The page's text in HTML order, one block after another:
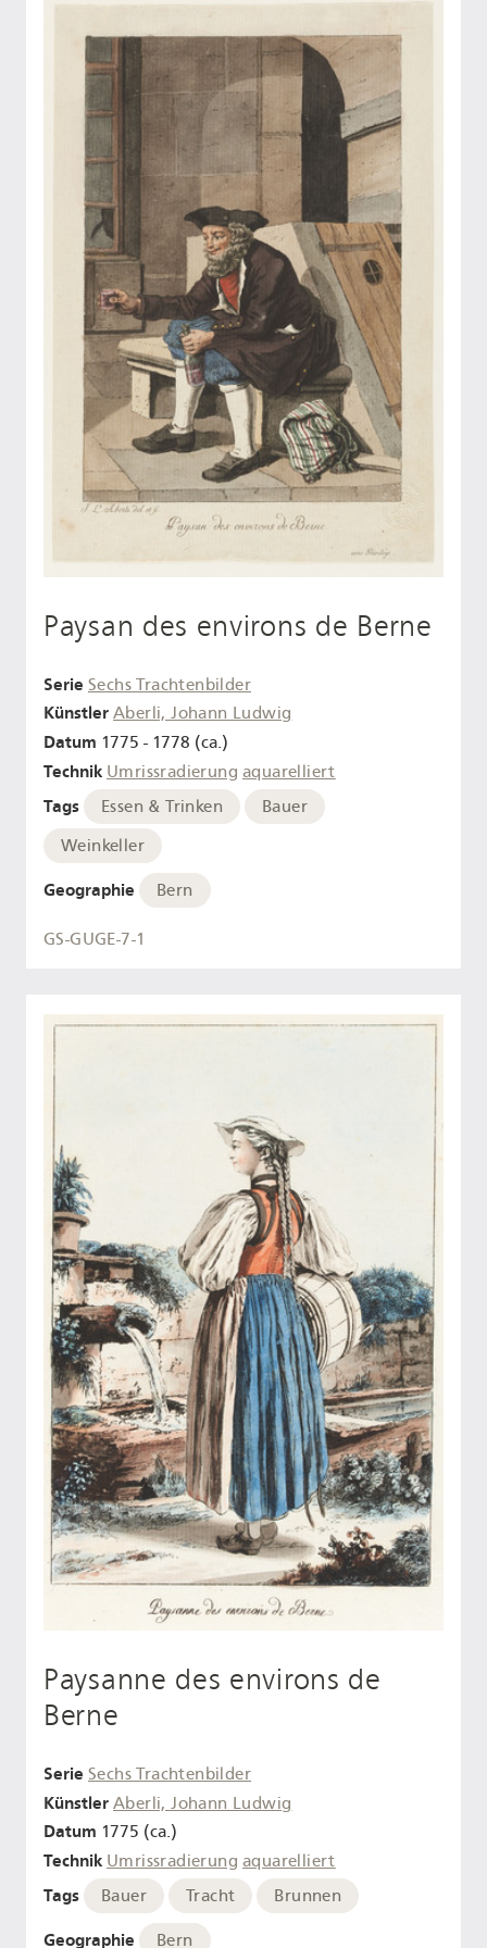
Paysan des environs de Berne
Serie Sechs Trachtenbilder
Künstler Aberli, Johann Ludwig
Datum 1775 - 1778 (ca.)
Technik Umrissradierung aquarelliert
Tags Essen & Trinken
Bauer
Weinkeller
Geographie Bern
GS-GUGE-7-1
Paysanne des environs de
Berne
Serie Sechs Trachtenbilder
Künstler Aberli, Johann Ludwig
Datum 1775 (ca.)
Technik Umrissradierung aquarelliert
Tags Bauer Tracht Brunnen
Geographie Bern